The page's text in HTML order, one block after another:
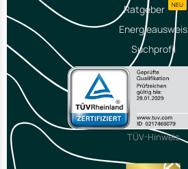
Ratgeber NEU
Energieausweis
Suchprofil
TÜV-Hinweis